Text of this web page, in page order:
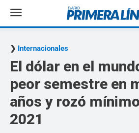
Internacionales
El dólar en el
peor semestre en
años y rozó
2021